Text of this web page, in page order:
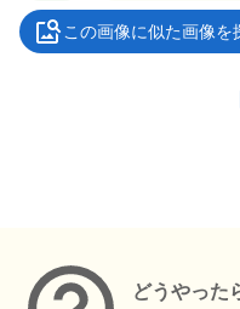
この画像に似た画像を
どうやった